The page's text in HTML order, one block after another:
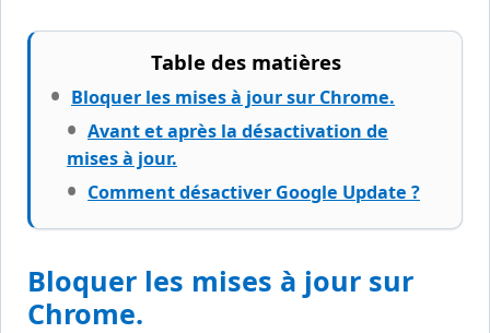
Table des matières
Bloquer les mises à jour sur Chrome.
Avant et après la désactivation de
mises à jour.
Comment désactiver Google Update ?
Bloquer les mises à jour sur
Chrome.